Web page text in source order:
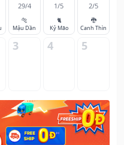
29/4
🐅
Mậu Dần
1/5
🐈
Kỷ Mão
2/5
🐉
Canh Thìn
3 4 5